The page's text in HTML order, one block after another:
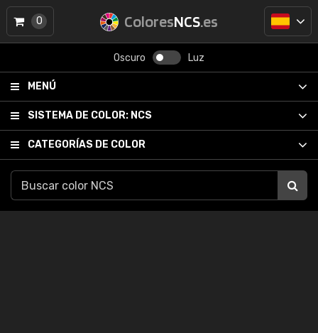
ColoresNCS.es
Oscuro Luz
MENÚ
SISTEMA DE COLOR: NCS
CATEGORÍAS DE COLOR
0